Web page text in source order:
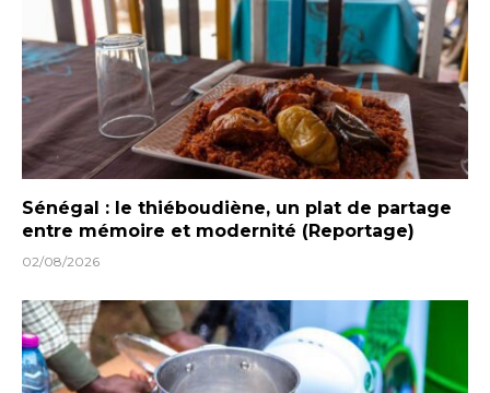
Sénégal : le thiéboudiène, un plat de partage
entre mémoire et modernité (Reportage)
02/08/2026